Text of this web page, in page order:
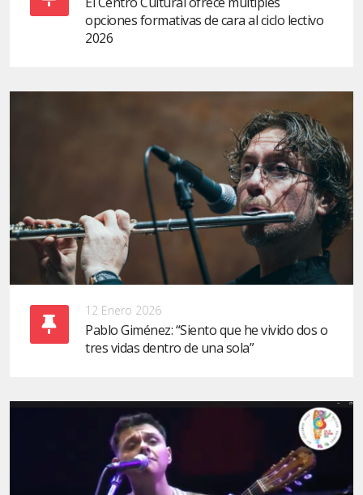
opciones formativas de cara al ciclo lectivo
2026
12 Enero 2026
Pablo Giménez: “Siento que he vivido dos o
tres vidas dentro de una sola”